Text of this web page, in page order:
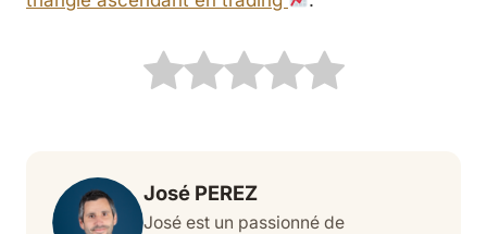
José PEREZ
José est un passionné de